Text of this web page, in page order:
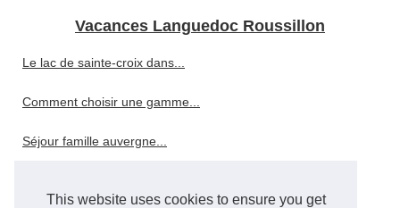
This website uses cookies to ensure you get
Vacances Languedoc Roussillon
Le lac de sainte-croix dans...
Comment choisir une gamme...
Séjour famille auvergne...